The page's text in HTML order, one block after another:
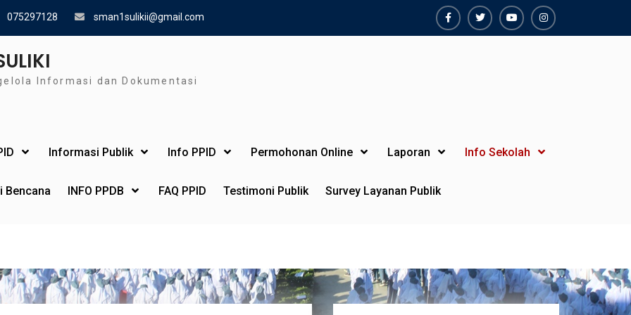
075297128 sman1sulikii@gmail.com
FacebookTwiterYoutubeInstagram
Informasi dan Dokumentasi
Informasi Publik Info PPID Permohonan Online Laporan Info Sekolah
Bencana INFO PPDB FAQ PPID Testimoni Publik Survey Layanan Publik